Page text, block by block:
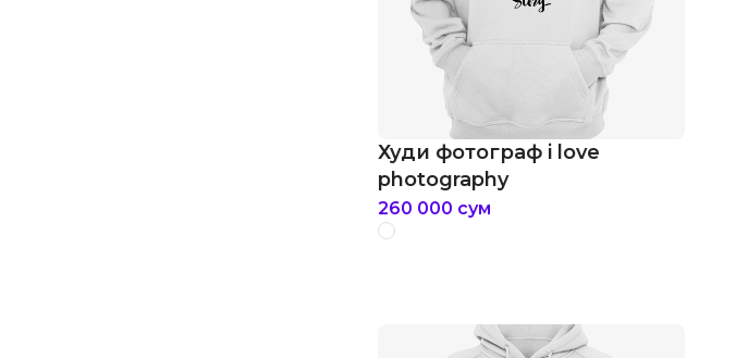
Худи фотограф i love
photography
260 000 сум